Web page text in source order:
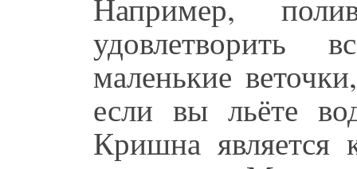
удовлетворить
маленькие
если вы льёте
Кришна является